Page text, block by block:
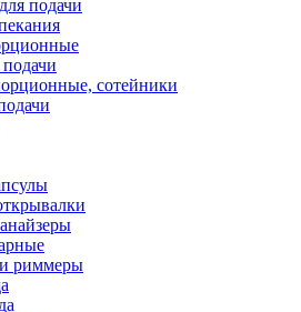
подачи
сотейники
риммеры